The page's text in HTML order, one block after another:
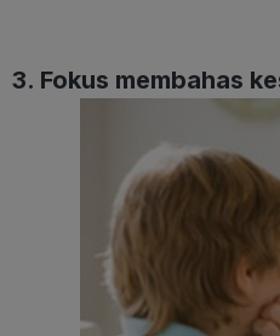
3. Fokus membahas